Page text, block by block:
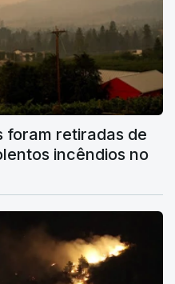
foram retiradas de
incêndios no